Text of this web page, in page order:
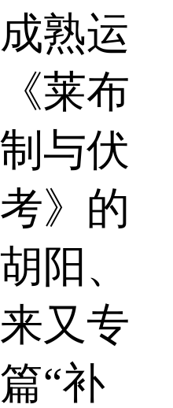
熟运
莱布
与伏
》的
阳、
又专
“补